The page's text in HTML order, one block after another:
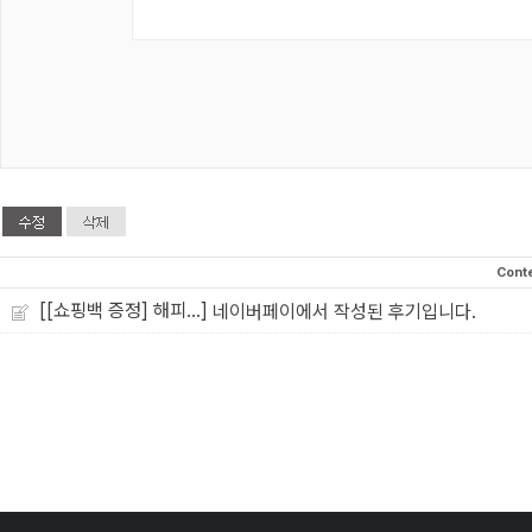
[[쇼핑백 증정] 해피...] 네이버페이에서 작성된 후기입니다.